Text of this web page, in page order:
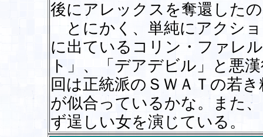
後にアレックスを奪還した
とにかく、単純にアクシ
に出ているコリン・ファレ
ト」、「デアデビル」と悪
回は正統派のＳＷＡＴの若
が似合っているかな。また
ず逞しい女を演じている。